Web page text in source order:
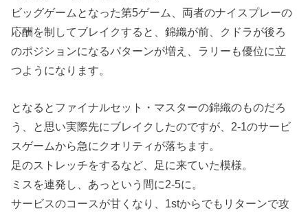
ビッグゲームとなった第5ゲーム、両者のナイスプレーの
応酬を制してブレイクすると、錦織が前、クドラが後ろ
のポジションになるパターンが増え、ラリーも優位に立
つようになります。
となるとファイナルセット・マスターの錦織のものだろ
う、と思い実際先にブレイクしたのですが、2-1のサービ
スゲームから急にクオリティが落ちます。
足のストレッチをするなど、足に来ていた模様。
ミスを連発し、あっという間に2-5に。
サービスのコースが甘くなり、1stからでもリターンで攻